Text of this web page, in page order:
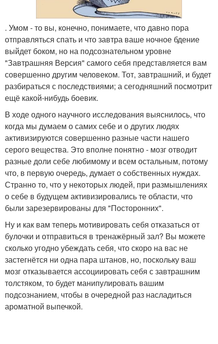
. Умом - то вы, конечно, понимаете, что давно пора
отправляться спать и что завтра ваше ночное бдение
выйдет боком, но на подсознательном уровне
"Завтрашняя Версия" самого себя представляется вам
совершенно другим человеком. Тот, завтрашний, и будет
разбираться с последствиями; а сегодняшний посмотрит
ещё какой-нибудь боевик.
В ходе одного научного исследования выяснилось, что
когда мы думаем о самих себе и о других людях
активизируются совершенно разные части нашего
серого вещества. Это вполне понятно - мозг отводит
разные доли себе любимому и всем остальным, потому
что, в первую очередь, думает о собственных нуждах.
Странно то, что у некоторых людей, при размышлениях
о себе в будущем активизировались те области, что
были зарезервированы для "Посторонних".
Ну и как вам теперь мотивировать себя отказаться от
булочки и отправиться в тренажёрный зал? Вы можете
сколько угодно убеждать себя, что скоро на вас не
застегнётся ни одна пара штанов, но, поскольку ваш
мозг отказывается ассоциировать себя с завтрашним
толстяком, то будет манипулировать вашим
подсознанием, чтобы в очередной раз насладиться
ароматной выпечкой.